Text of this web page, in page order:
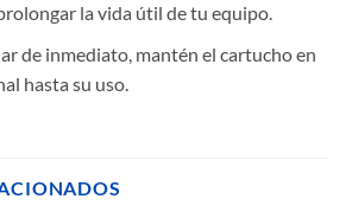
la vida útil de tu equipo.
de inmediato, mantén el cartucho en
hasta su uso.